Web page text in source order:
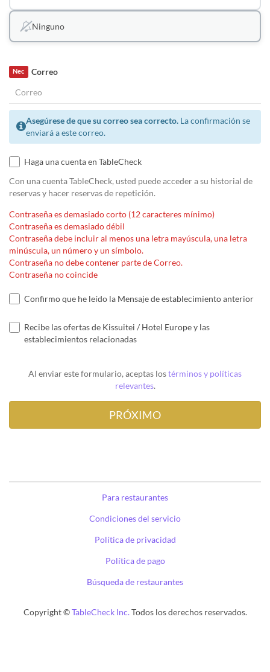
Ninguno
Correo
Nec
Asegúrese de que su correo sea correcto. La confirmación se
enviará a este correo.
Haga una cuenta en TableCheck
Con una cuenta TableCheck, usted puede acceder a su historial de
reservas y hacer reservas de repetición.
Contraseña es demasiado corto (12 caracteres mínimo)
Contraseña es demasiado débil
Contraseña debe incluir al menos una letra mayúscula, una letra
minúscula, un número y un símbolo.
Contraseña no debe contener parte de Correo.
Contraseña no coincide
Confirmo que he leído la Mensaje de establecimiento anterior
Recibe las ofertas de Kissuitei / Hotel Europe y las
establecimientos relacionadas
Al enviar este formulario, aceptas lostérminos y políticas
relevantes.
Para restaurantes
Condiciones del servicio
Política de privacidad
Política de pago
Búsqueda de restaurantes
Copyright ©TableCheck Inc.Todos los derechos reservados.